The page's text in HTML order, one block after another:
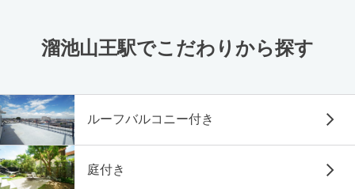
溜池山王駅でこだわりから探す
ルーフバルコニー付き
庭付き